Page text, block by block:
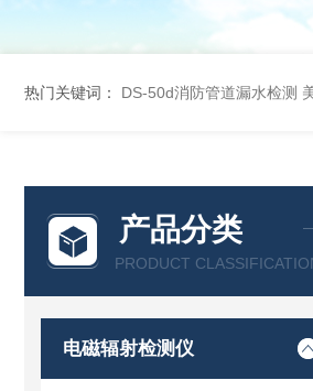
热门关键词： DS-50d消防管道漏水检测
产品分类
PRODUCT
电磁辐射检测仪